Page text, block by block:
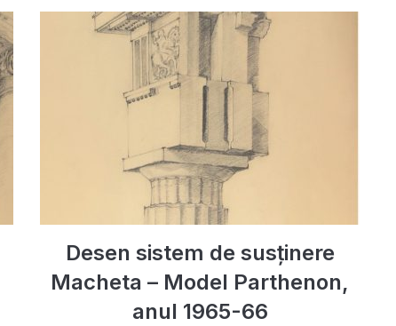
Desen sistem de susținere
Macheta – Model Parthenon,
anul 1965-66